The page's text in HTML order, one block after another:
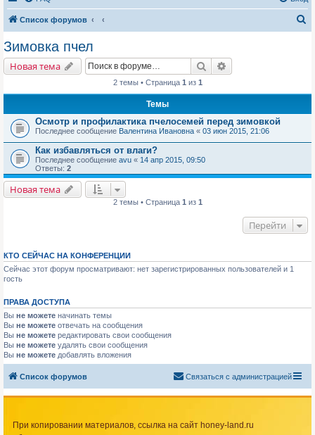
Список форумов
Зимовка пчел
Новая тема Поиск
2 темы • Страница 1 из 1
Темы
Осмотр и профилактика пчелосемей перед зимовкой
Последнее сообщение Валентина Ивановна « 03 июн 2015, 21:06
Как избавляться от влаги?
Последнее сообщение avu « 14 апр 2015, 09:50
Ответы: 2
Новая тема
2 темы • Страница 1 из 1
Перейти
КТО СЕЙЧАС НА КОНФЕРЕНЦИИ
Сейчас этот форум просматривают: нет зарегистрированных пользователей и 1
гость
ПРАВА ДОСТУПА
Вы не можете начинать темы
Вы не можете отвечать на сообщения
Вы не можете редактировать свои сообщения
Вы не можете удалять свои сообщения
Вы не можете добавлять вложения
Список форумов Связаться с администрацией
При копировании материалов, ссылка на сайт honey-land.ru